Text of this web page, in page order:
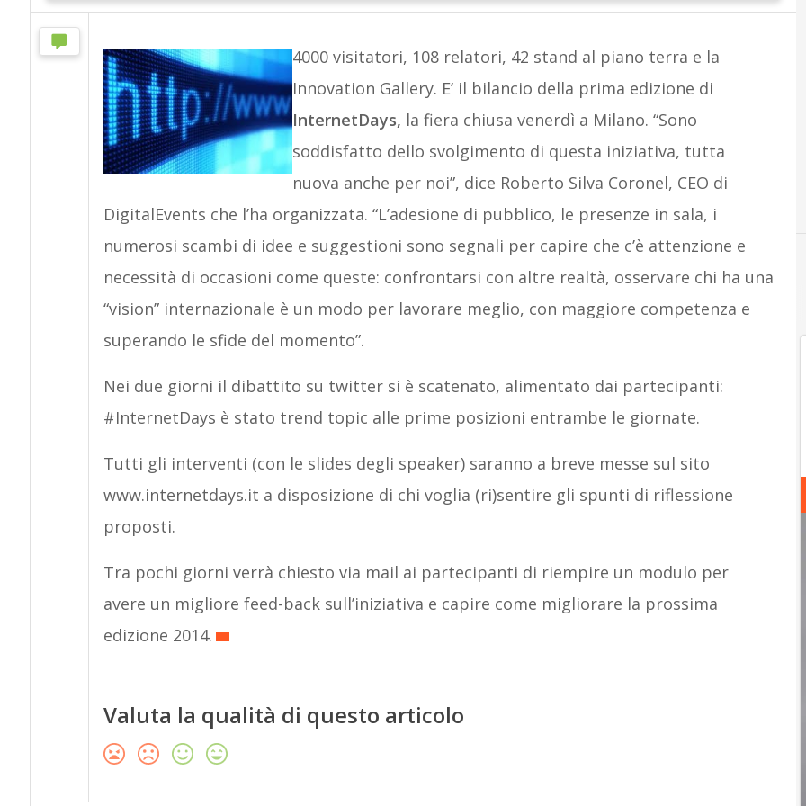
4000 visitatori, 108 relatori, 42 stand al piano terra e la
Innovation Gallery. E’ il bilancio della prima edizione di
InternetDays, la fiera chiusa venerdì a Milano. “Sono
soddisfatto dello svolgimento di questa iniziativa, tutta
nuova anche per noi”, dice Roberto Silva Coronel, CEO di
DigitalEvents che l’ha organizzata. “L’adesione di pubblico, le presenze in sala, i
numerosi scambi di idee e suggestioni sono segnali per capire che c’è attenzione e
necessità di occasioni come queste: confrontarsi con altre realtà, osservare chi ha una
“vision” internazionale è un modo per lavorare meglio, con maggiore competenza e
superando le sfide del momento”.
Nei due giorni il dibattito su twitter si è scatenato, alimentato dai partecipanti:
#InternetDays è stato trend topic alle prime posizioni entrambe le giornate.
Tutti gli interventi (con le slides degli speaker) saranno a breve messe sul sito
www.internetdays.it a disposizione di chi voglia (ri)sentire gli spunti di riflessione
proposti.
Tra pochi giorni verrà chiesto via mail ai partecipanti di riempire un modulo per
avere un migliore feed-back sull’iniziativa e capire come migliorare la prossima
edizione 2014.
Valuta la qualità di questo articolo